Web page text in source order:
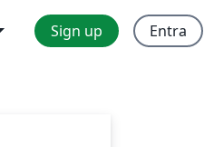
Sign up Entra